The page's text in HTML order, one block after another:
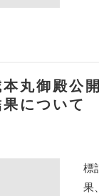
本丸御殿公
について
標
果